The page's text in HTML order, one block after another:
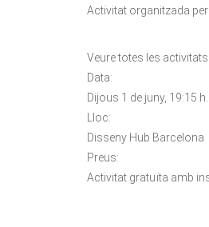
Activitat organitzada per
Veure totes les activitats
Data:
Dijous 1 de juny, 19:15 h.
Lloc:
Disseny Hub Barcelona
Preus:
Activitat gratuïta amb